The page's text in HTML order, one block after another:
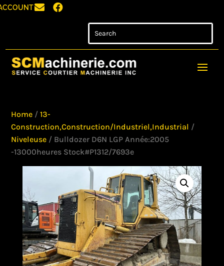
 
Home /13-
Construction,Construction/Industriel,Industrial /
Niveleuse / Bulldozer D6N LGP Année:2005
-13000heures Stock#P1312/7693e